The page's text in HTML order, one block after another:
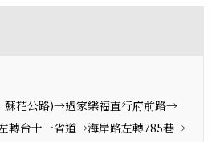
蘇花公路)→過家樂福直行府前路→
轉台十一省道→海岸路左轉785巷→